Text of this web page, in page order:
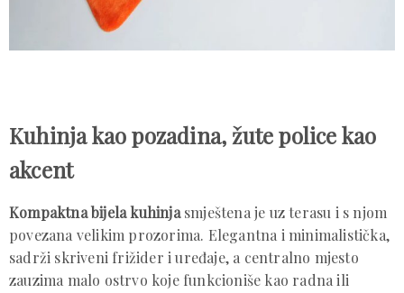
Kuhinja kao pozadina, žute police kao
akcent
Kompaktna bijela kuhinjasmještena je uz terasu i s njom
povezana velikim prozorima. Elegantna i minimalistička,
sadrži skriveni frižider i uređaje, a centralno mjesto
zauzima malo ostrvo koje funkcioniše kao radna ili